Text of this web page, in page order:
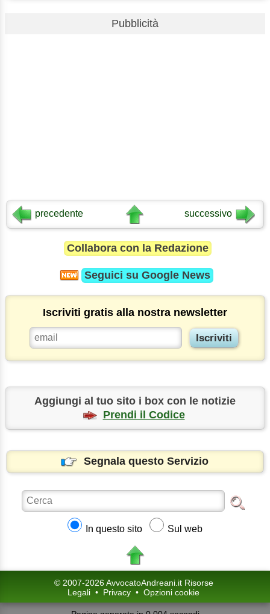
Pubblicità
precedente successivo
Collabora con la Redazione
Seguici su Google News
Iscriviti gratis alla nostra newsletter
Aggiungi al tuo sito i box con le notizie
Prendi il Codice
Segnala questo Servizio
In questo sito Sul web
© 2007-2026 AvvocatoAndreani.it Risorse
Legali • Privacy • Opzioni cookie